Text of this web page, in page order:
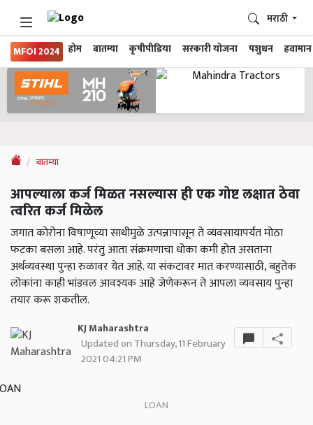
MFOI 2024 होम बातम्या कृषीपीडिया सरकारी योजना पशुधन हवामान
मराठी
बातम्या
आपल्याला कर्ज मिळत नसल्यास ही एक गोष्ट लक्षात ठेवा
त्वरित कर्ज मिळेल
जगात कोरोना विषाणूच्या साथीमुळे उत्पन्नापासून ते व्यवसायापर्यंत मोठा
फटका बसला आहे. परंतु आता संक्रमणाचा धोका कमी होत असताना
अर्थव्यवस्था पुन्हा रुळावर येत आहे. या संकटावर मात करण्यासाठी, बहुतेक
लोकांना काही भांडवल आवश्यक आहे जेणेकरून ते आपला व्यवसाय पुन्हा
तयार करू शकतील.
KJ Maharashtra
Updated on Thursday, 11 February
2021 04:21 PM
LOAN